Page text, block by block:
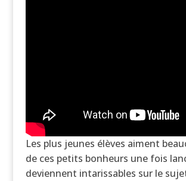
Les plus jeunes élèves aiment
de ces petits bonheurs une fois
deviennent intarissables sur le